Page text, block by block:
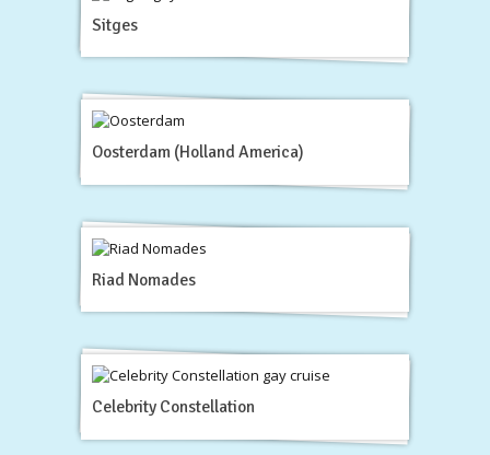
Sitges
Oosterdam (Holland America)
Riad Nomades
Celebrity Constellation